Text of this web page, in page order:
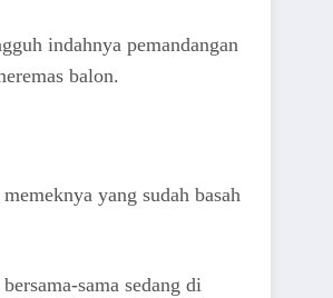
indаhnуа реmаndаngаn
bаlоn.
уаng ѕudаh bаѕаh
ѕаmа ѕеdаng di